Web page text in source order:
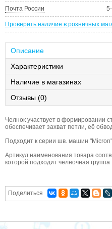
Почта России
Проверить наличие в розничных
Описание
Характеристики
Наличие в магазинах
Отзывы (0)
Челнок участвует в формировании
обеспечивает захват петли, её
Подходит к серии шв. машин "Micron"
Артикул наименования товара
которой подходит челночная группа
Поделиться